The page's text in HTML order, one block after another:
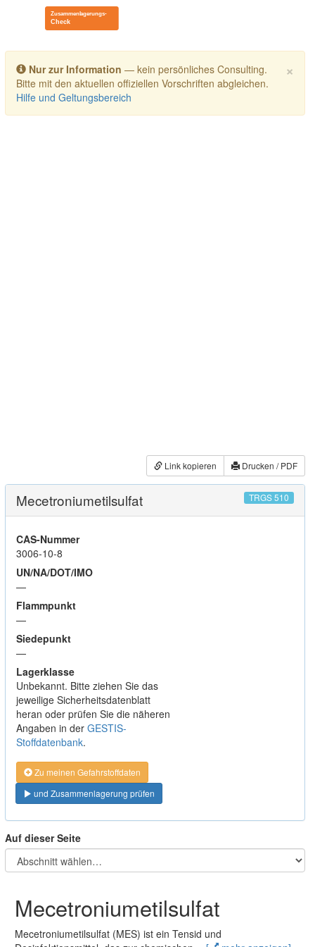
Toggle navigation
×
Nur zur Information — kein persönliches Consulting.
Bitte mit den aktuellen offiziellen Vorschriften abgleichen.
Hilfe und Geltungsbereich
Link kopieren Drucken / PDF
Mecetroniumetilsulfat TRGS 510
CAS-Nummer
3006-10-8
UN/NA/DOT/IMO
—
Flammpunkt
—
Siedepunkt
—
Lagerklasse
Unbekannt. Bitte ziehen Sie das
jeweilige Sicherheitsdatenblatt
heran oder prüfen Sie die näheren
Angaben in der GESTIS-
Stoffdatenbank.
Zu meinen Gefahrstoffdaten
und Zusammenlagerung prüfen
Auf dieser Seite
Mecetroniumetilsulfat
Mecetroniumetilsulfat (MES) ist ein Tensid und